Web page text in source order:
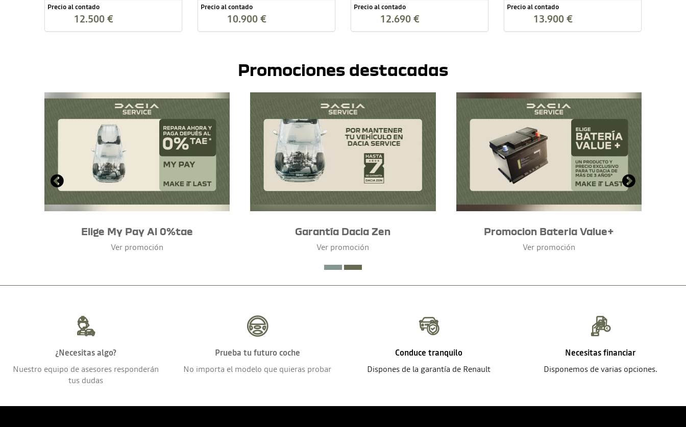
Precio al contado
12.500 €
Precio al contado
10.900 €
Precio al contado
12.690 €
Precio al contado
13.900 €
Promociones destacadas
Elige My Pay Al 0%tae
Ver promoción
Garantía Dacia Zen
Ver promoción
Promocion Bateria Value+
Ver promoción
¿Necesitas algo?
Nuestro equipo de asesores responderán
tus dudas
Prueba tu futuro coche
No importa el modelo que quieras probar
Conduce tranquilo
Dispones de la garantía de Renault
Necesitas financiar
Disponemos de varias opciones.